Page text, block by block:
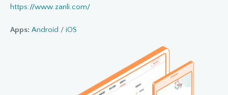
https://www.zanli.com/
Apps: Android / iOS